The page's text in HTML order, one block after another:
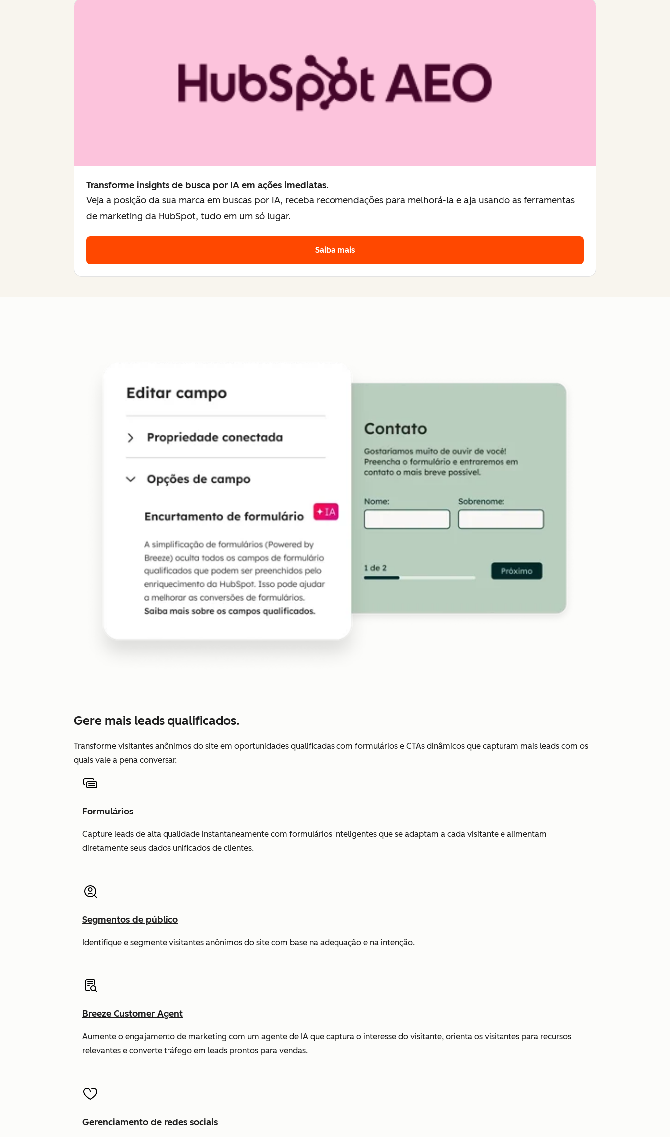
Transforme insights de busca por IA em ações imediatas.
Veja a posição da sua marca em buscas por IA, receba recomendações para melhorá-la e aja usando as ferramentas
de marketing da HubSpot, tudo em um só lugar.
Saiba mais
Gere mais leads qualificados.
Transforme visitantes anônimos do site em oportunidades qualificadas com formulários e CTAs dinâmicos que capturam mais leads com os
quais vale a pena conversar.
Formulários
Capture leads de alta qualidade instantaneamente com formulários inteligentes que se adaptam a cada visitante e alimentam
diretamente seus dados unificados de clientes.
Segmentos de público
Identifique e segmente visitantes anônimos do site com base na adequação e na intenção.
Breeze Customer Agent
Aumente o engajamento de marketing com um agente de IA que captura o interesse do visitante, orienta os visitantes para recursos
relevantes e converte tráfego em leads prontos para vendas.
Gerenciamento de redes sociais